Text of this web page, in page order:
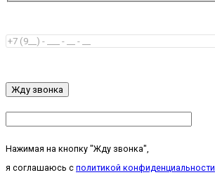
Жду звонка
Нажимая на кнопку "Жду звонка",
я соглашаюсь с политикой конфиденциальности